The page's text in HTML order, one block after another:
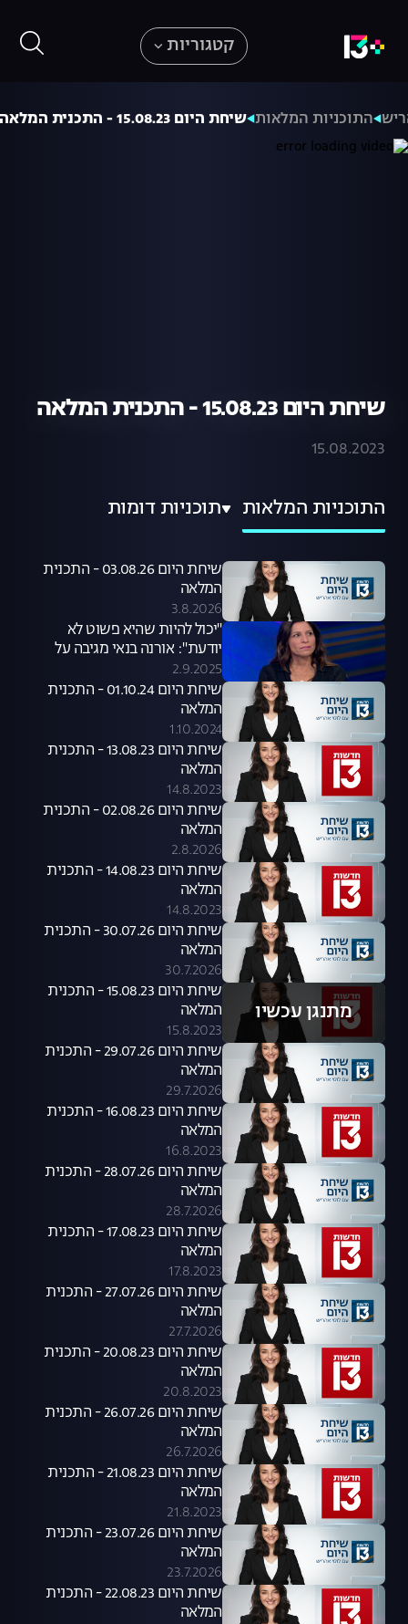
קטגוריות
התוכניות המלאות שיחת היום 15.08.23 - התכנית המלאה
שיחת היום 15.08.23 - התכנית המלאה
15.08.2023
התוכניות המלאות תוכניות דומות
שיחת היום 03.08.26 - התכנית
המלאה
3.8.2026
"יכול להיות שהיא פשוט לא
יודעת": אורנה בנאי מגיבה על
סערת קניית הכלבים שעוררה קרן
פלס
2.9.2025
שיחת היום 01.10.24 - התכנית
המלאה
1.10.2024
שיחת היום 13.08.23 - התכנית
המלאה
14.8.2023
שיחת היום 02.08.26 - התכנית
המלאה
2.8.2026
שיחת היום 14.08.23 - התכנית
המלאה
14.8.2023
שיחת היום 30.07.26 - התכנית
המלאה
30.7.2026
מתנגן עכשיו
שיחת היום 15.08.23 - התכנית
המלאה
15.8.2023
שיחת היום 29.07.26 - התכנית
המלאה
29.7.2026
שיחת היום 16.08.23 - התכנית
המלאה
16.8.2023
שיחת היום 28.07.26 - התכנית
המלאה
28.7.2026
שיחת היום 17.08.23 - התכנית
המלאה
17.8.2023
שיחת היום 27.07.26 - התכנית
המלאה
27.7.2026
שיחת היום 20.08.23 - התכנית
המלאה
20.8.2023
שיחת היום 26.07.26 - התכנית
המלאה
26.7.2026
שיחת היום 21.08.23 - התכנית
המלאה
21.8.2023
שיחת היום 23.07.26 - התכנית
המלאה
23.7.2026
שיחת היום 22.08.23 - התכנית
המלאה